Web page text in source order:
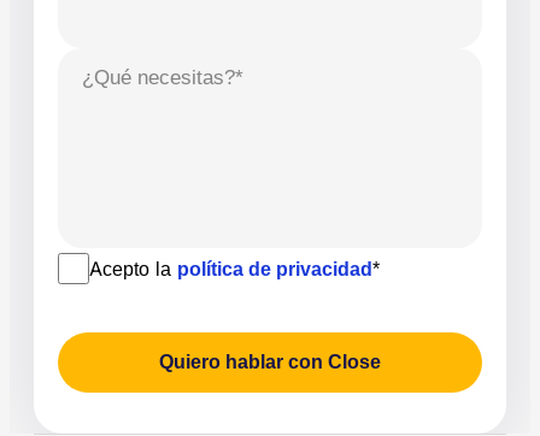
¿Qué necesitas?*
Acepto la política de privacidad*
Quiero hablar con Close